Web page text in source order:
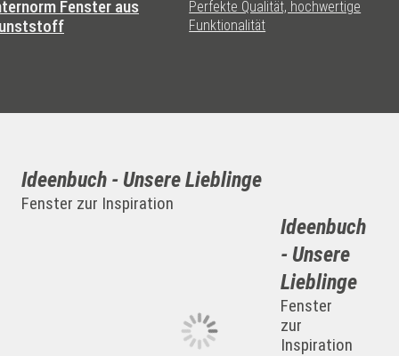
Fenster aus
Perfekte Qualität, hochwertige
Funktionalität
Ideenbuch - Unsere Lieblinge
Fenster zur Inspiration
Ideenbuch
- Unsere
Lieblinge
Fenster
zur
Inspiration